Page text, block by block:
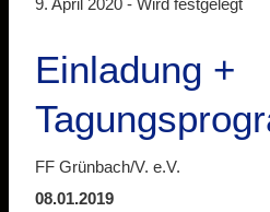
9. April 2020 - Wird festgelegt
Einladung +
FF Grünbach/V. e.V.
08.01.2019